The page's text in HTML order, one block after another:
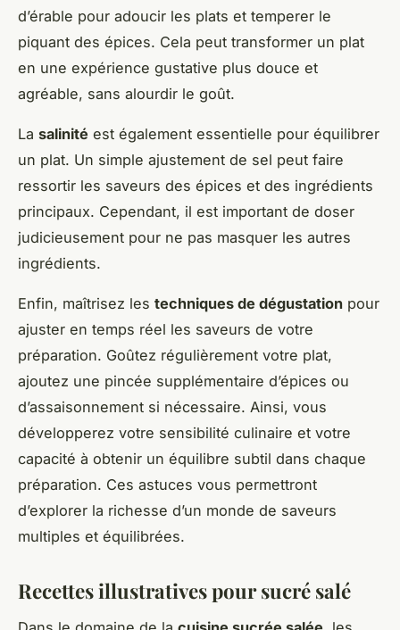
d’érable pour adoucir les plats et temperer le
piquant des épices. Cela peut transformer un plat
en une expérience gustative plus douce et
agréable, sans alourdir le goût.
La salinité est également essentielle pour équilibrer
un plat. Un simple ajustement de sel peut faire
ressortir les saveurs des épices et des ingrédients
principaux. Cependant, il est important de doser
judicieusement pour ne pas masquer les autres
ingrédients.
Enfin, maîtrisez les techniques de dégustation pour
ajuster en temps réel les saveurs de votre
préparation. Goûtez régulièrement votre plat,
ajoutez une pincée supplémentaire d’épices ou
d’assaisonnement si nécessaire. Ainsi, vous
développerez votre sensibilité culinaire et votre
capacité à obtenir un équilibre subtil dans chaque
préparation. Ces astuces vous permettront
d’explorer la richesse d’un monde de saveurs
multiples et équilibrées.
Recettes illustratives pour sucré salé